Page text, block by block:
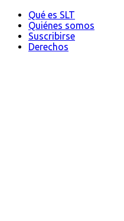
Qué es SLT
Quiénes somos
Suscribirse
Derechos